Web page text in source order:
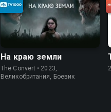
На краю земли
The Convert • 2023,
Великобритания, Боевик